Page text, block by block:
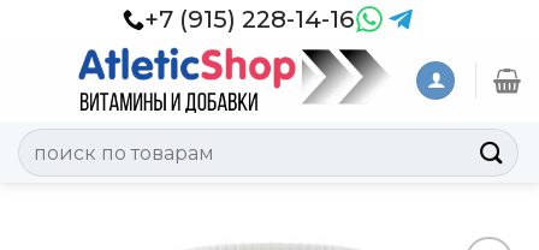
+7 (915) 228-14-16
Искать: